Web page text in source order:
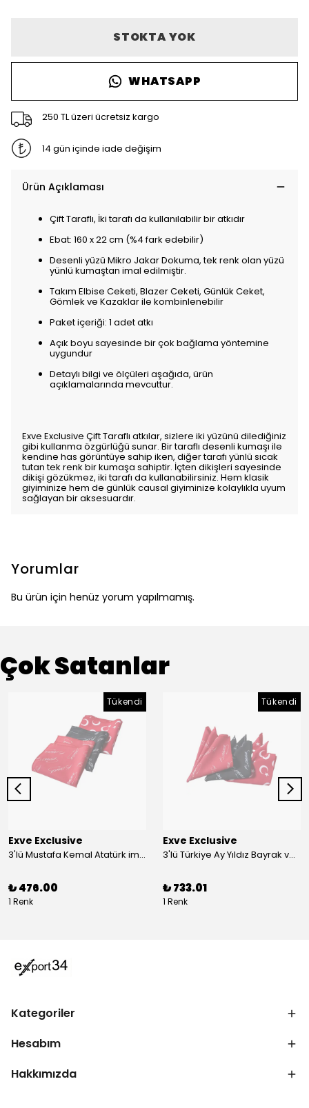
STOKTA YOK
WHATSAPP
250 TL üzeri ücretsiz kargo
14 gün içinde iade değişim
Ürün Açıklaması
Çift Taraflı, İki tarafı da kullanılabilir bir atkıdır
Ebat: 160 x 22 cm (%4 fark edebilir)
Desenli yüzü Mikro Jakar Dokuma, tek renk olan yüzü
yünlü kumaştan imal edilmiştir.
Takım Elbise Ceketi, Blazer Ceketi, Günlük Ceket,
Gömlek ve Kazaklar ile kombinlenebilir
Paket içeriği: 1 adet atkı
Açık boyu sayesinde bir çok bağlama yöntemine
uygundur
Detaylı bilgi ve ölçüleri aşağıda, ürün
açıklamalarında mevcuttur.
Exve Exclusive Çift Taraflı atkılar, sizlere iki yüzünü dilediğiniz
gibi kullanma özgürlüğü sunar. Bir taraflı desenli kumaşı ile
kendine has görüntüye sahip iken, diğer tarafı yünlü sıcak
tutan tek renk bir kumaşa sahiptir. İçten dikişleri sayesinde
dikişi gözükmez, iki tarafı da kullanabilirsiniz. Hem klasik
giyiminize hem de günlük causal giyiminize kolaylıkla uyum
sağlayan bir aksesuardır.
Yorumlar
Bu ürün için henüz yorum yapılmamış.
Çok Satanlar
Tükendi
Exve Exclusive
3'lü Mustafa Kemal Atatürk imzalı ve Türkiye Ay Yıldız Bayraklı Kadın Fular Seti
₺ 476.00
1 Renk
Tükendi
Exve Exclusive
3'lü Türkiye Ay Yıldız Bayrak ve Mustafa Kemal Atatürk imzalı Kırmızı Siyah Yaka Mendili Seti
₺ 733.01
1 Renk
Kategoriler
Hesabım
Hakkımızda